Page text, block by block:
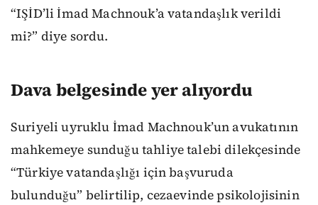
“IŞİD’li İmad Machnouk’a vatandaşlık verildi
mi?” diye sordu.
Dava belgesinde yer alıyordu
Suriyeli uyruklu İmad Machnouk’un avukatının
mahkemeye sunduğu tahliye talebi dilekçesinde
“Türkiye vatandaşlığı için başvuruda
bulunduğu” belirtilip, cezaevinde psikolojisinin